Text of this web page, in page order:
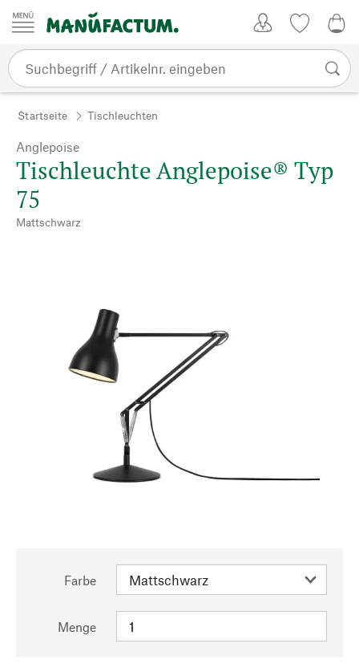
Zum Inhalt springen
Startseite Tischleuchten
Anglepoise
Tischleuchte Anglepoise® Typ
75
Mattschwarz
Farbe
Menge